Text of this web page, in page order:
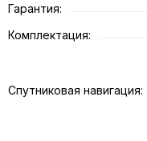
Гарантия:
Комплектация:
Спутниковая навигация: